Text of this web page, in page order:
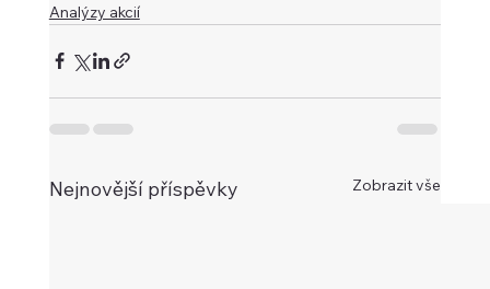
Analýzy akcií
Nejnovější příspěvky Zobrazit vše